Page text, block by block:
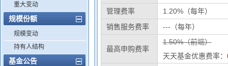
重大变动
规模份额
规模变动
持有人结构
基金公告
管理费率
1.20%（每年）
销售服务费率
---（每年）
最高申购费率
1.50%（前端）
天天基金优惠费率：